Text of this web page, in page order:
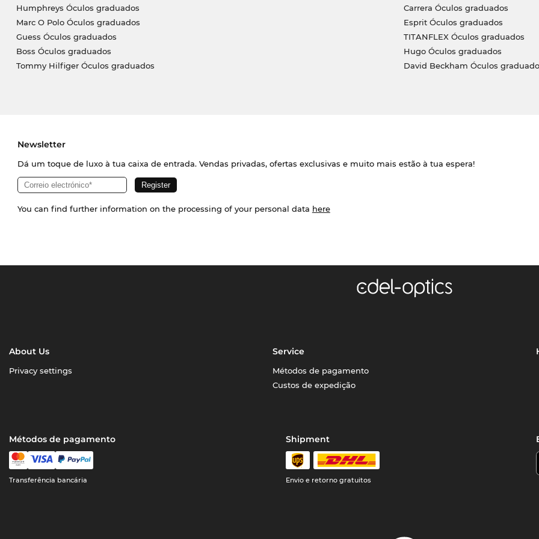
Humphreys Óculos graduados
Marc O Polo Óculos graduados
Guess Óculos graduados
Boss Óculos graduados
Tommy Hilfiger Óculos graduados
Carrera Óculos graduados
Esprit Óculos graduados
TITANFLEX Óculos graduados
Hugo Óculos graduados
David Beckham Óculos
Newsletter
Dá um toque de luxo à tua caixa de entrada. Vendas privadas, ofertas exclusivas e muito mais estão à tua espera!
You can find further information on the processing of your personal data here
About Us
Privacy settings
Service
Métodos de pagamento
Custos de expedição
Métodos de pagamento
Transferência bancária
Shipment
Envio e retorno gratuitos